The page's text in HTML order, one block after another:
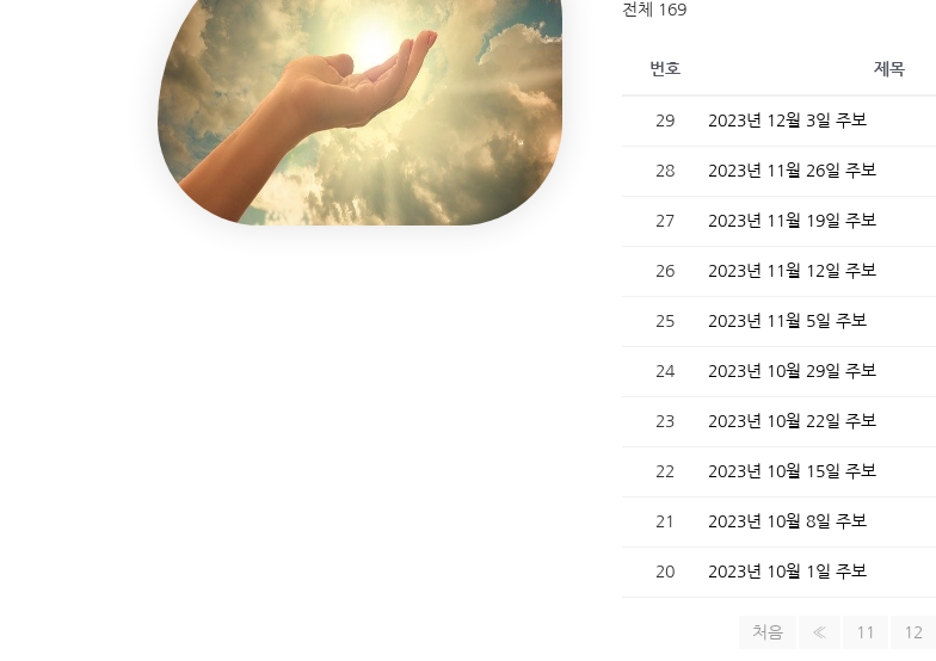
전체 169
번호 제목
29 2023년 12월 3일 주보
28 2023년 11월 26일 주보
27 2023년 11월 19일 주보
26 2023년 11월 12일 주보
25 2023년 11월 5일 주보
24 2023년 10월 29일 주보
23 2023년 10월 22일 주보
22 2023년 10월 15일 주보
21 2023년 10월 8일 주보
20 2023년 10월 1일 주보
처음 « 11 12